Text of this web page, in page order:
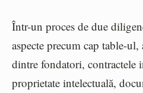
Într-un proces de due
aspecte precum cap table-
dintre fondatori, contractele
proprietate intelectuală,